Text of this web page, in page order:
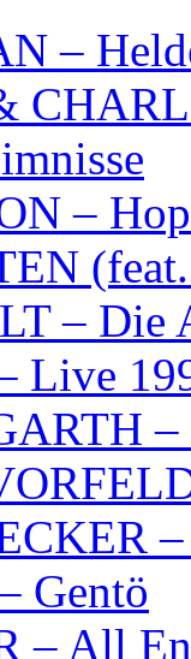
–
–
– Die
Live
–
Gentö
– All